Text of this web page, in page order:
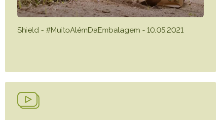
Shield - #MuitoAlémDaEmbalagem - 10.05.2021